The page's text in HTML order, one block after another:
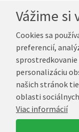
Telefón:+421 222 205
E-mail:info@k-
Reklamačná adresa
Andrea Votavová
Revoluční 1017
290 01 Poděbrady
Česká republika
Vážime si
Cookies sa
preferencií,
sprostredkovanie
personalizáciu
našich stránok
oblasti
Viac informácií